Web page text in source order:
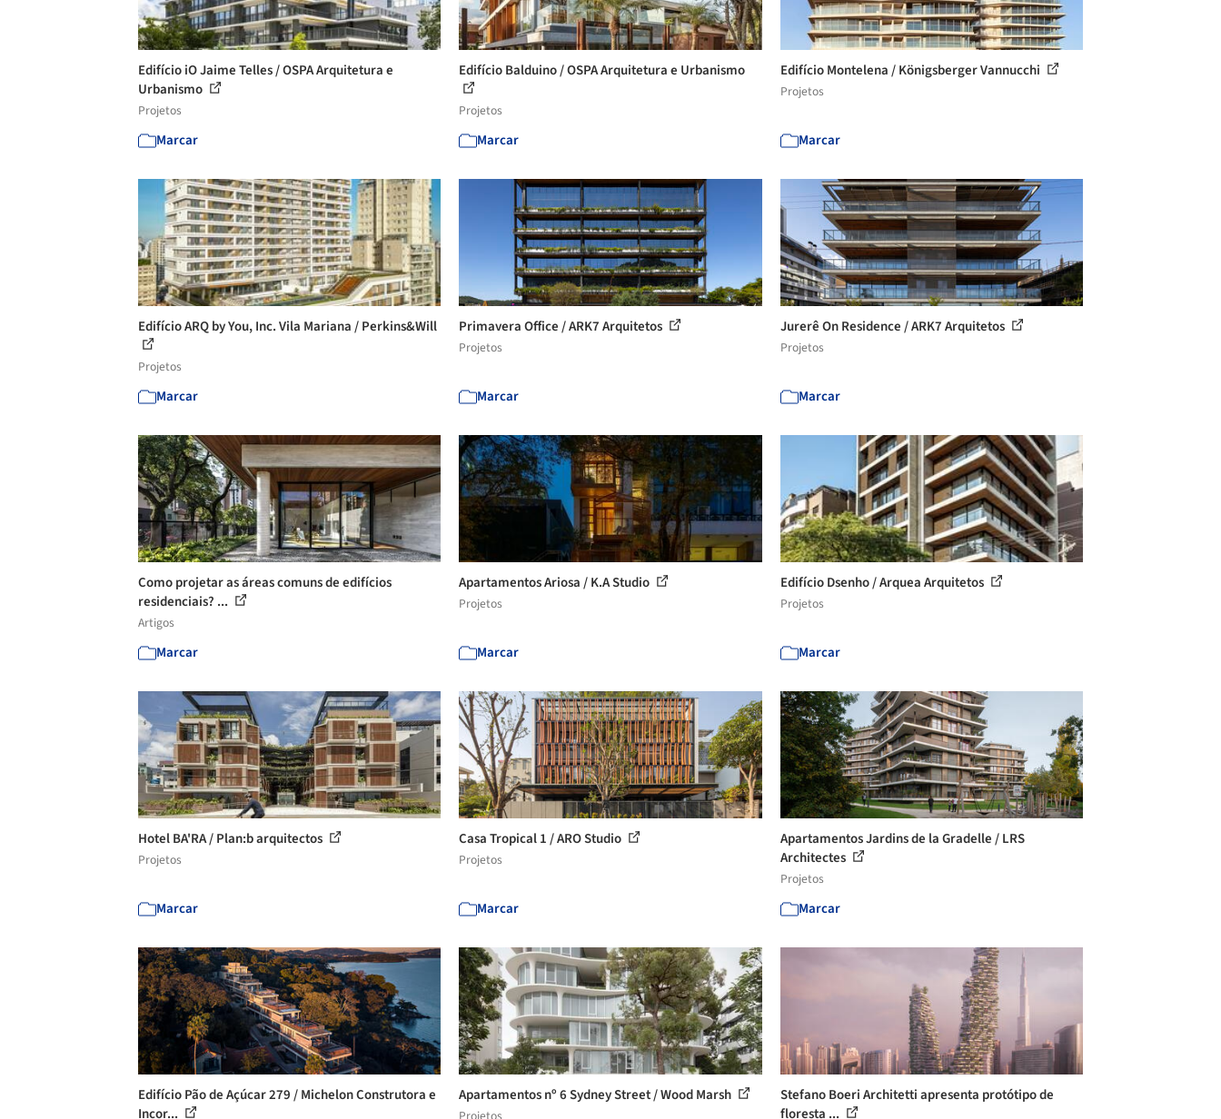
Edifício iO Jaime Telles / OSPA Arquitetura e
Urbanismo
Projetos
Marcar
Edifício Balduino / OSPA Arquitetura e Urbanismo
Projetos
Marcar
Edifício Montelena / Königsberger Vannucchi
Projetos
Marcar
Edifício ARQ by You, Inc. Vila Mariana / Perkins&Will
Projetos
Marcar
Primavera Office / ARK7 Arquitetos
Projetos
Marcar
Jurerê On Residence / ARK7 Arquitetos
Projetos
Marcar
Como projetar as áreas comuns de edifícios
residenciais? ...
Artigos
Marcar
Apartamentos Ariosa / K.A Studio
Projetos
Marcar
Edifício Dsenho / Arquea Arquitetos
Projetos
Marcar
Hotel BA'RA / Plan:b arquitectos
Projetos
Marcar
Casa Tropical 1 / ARO Studio
Projetos
Marcar
Apartamentos Jardins de la Gradelle / LRS
Architectes
Projetos
Marcar
Edifício Pão de Açúcar 279 / Michelon Construtora e
Incor...
Apartamentos nº 6 Sydney Street / Wood Marsh
Stefano Boeri Architetti apresenta protótipo de
floresta ...